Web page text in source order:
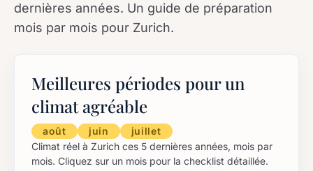
dernières années. Un guide de préparation
mois par mois pour Zurich.
Meilleures périodes pour un
climat agréable
août juin
juillet
Climat réel à Zurich ces 5 dernières années, mois par
mois. Cliquez sur un mois pour la checklist détaillée.